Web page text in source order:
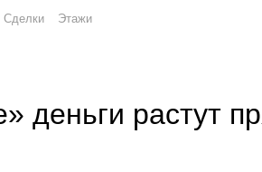
Сделки Этажи
деньги растут